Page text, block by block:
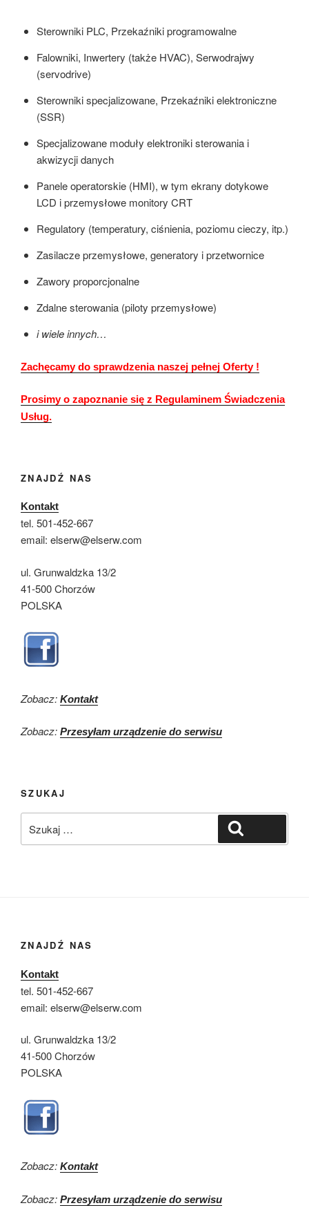
Sterowniki PLC, Przekaźniki programowalne
Falowniki, Inwertery (także HVAC), Serwodrajwy
(servodrive)
Sterowniki specjalizowane, Przekaźniki elektroniczne
(SSR)
Specjalizowane moduły elektroniki sterowania i
akwizycji danych
Panele operatorskie (HMI), w tym ekrany dotykowe
LCD i przemysłowe monitory CRT
Regulatory (temperatury, ciśnienia, poziomu cieczy, itp.)
Zasilacze przemysłowe, generatory i przetwornice
Zawory proporcjonalne
Zdalne sterowania (piloty przemysłowe)
i wiele innych…
Zachęcamy do sprawdzenia naszej pełnej Oferty !
Prosimy o zapoznanie się z Regulaminem Świadczenia
Usług.
ZNAJDŹ NAS
Kontakt
tel. 501-452-667
email: elserw@elserw.com
ul. Grunwaldzka 13/2
41-500 Chorzów
POLSKA
Zobacz: Kontakt
Zobacz: Przesyłam urządzenie do serwisu
SZUKAJ
ZNAJDŹ NAS
Kontakt
tel. 501-452-667
email: elserw@elserw.com
ul. Grunwaldzka 13/2
41-500 Chorzów
POLSKA
Zobacz: Kontakt
Zobacz: Przesyłam urządzenie do serwisu